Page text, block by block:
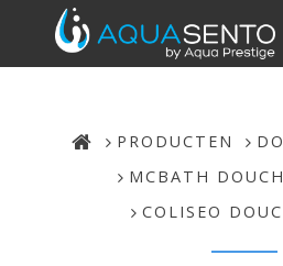
PRODUCTEN
MCBATH
COLISEO